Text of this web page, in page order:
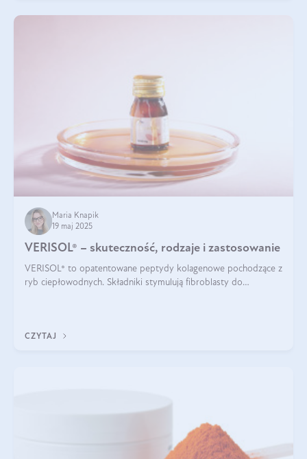
Maria Knapik
19 maj 2025
VERISOL® – skuteczność, rodzaje i zastosowanie
VERISOL® to opatentowane peptydy kolagenowe pochodzące z
ryb ciepłowodnych. Składniki stymulują fibroblasty do
CZYTAJ